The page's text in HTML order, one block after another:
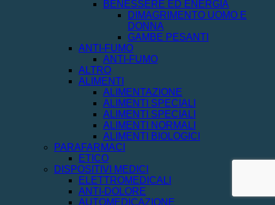
BENESSERE ED ENERGIA
DIMAGRIMENTO UOMO E
DONNA
GAMBE PESANTI
ANTI-FUMO
ANTI-FUMO
ALTRO
ALIMENTI
ALIMENTAZIONE
ALIMENTI SPECIALI
ALIMENTI SPECIALI
ALIMENTI NORMALI
ALIMENTI BIOLOGICI
PARAFARMACI
ETICO
DISPOSITIVI MEDICI
ELETTROMEDICALI
ANTI-DOLORE
AUTOMEDICAZIONE